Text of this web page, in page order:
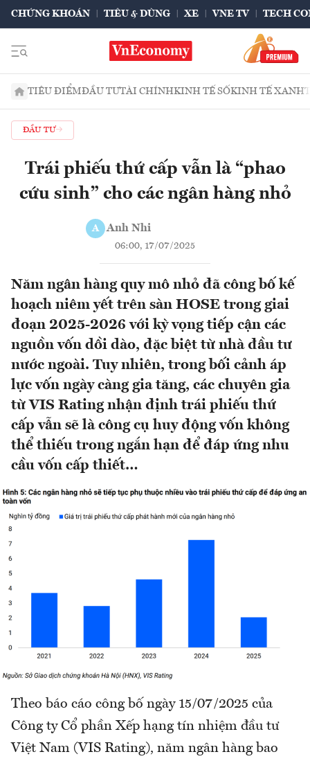
CHỨNG KHOÁN TIÊU & DÙNG XE VNE TV TECH
TIÊU ĐIỂMĐẦU TƯTÀI CHÍNHKINH TẾ SỐKINH TẾ XANH
ĐẦU TƯ
Trái phiếu thứ cấp vẫn là “phao
cứu sinh” cho các ngân hàng nhỏ
A Anh Nhi
06:00, 17/07/2025
Năm ngân hàng quy mô nhỏ đã công bố kế
hoạch niêm yết trên sàn HOSE trong giai
đoạn 2025-2026 với kỳ vọng tiếp cận các
nguồn vốn dồi dào, đặc biệt từ nhà đầu tư
nước ngoài. Tuy nhiên, trong bối cảnh áp
lực vốn ngày càng gia tăng, các chuyên gia
từ VIS Rating nhận định trái phiếu thứ
cấp vẫn sẽ là công cụ huy động vốn không
thể thiếu trong ngắn hạn để đáp ứng nhu
cầu vốn cấp thiết…
Theo báo cáo công bố ngày 15/07/2025 của
Công ty Cổ phần Xếp hạng tín nhiệm đầu tư
Việt Nam (VIS Rating), năm ngân hàng bao